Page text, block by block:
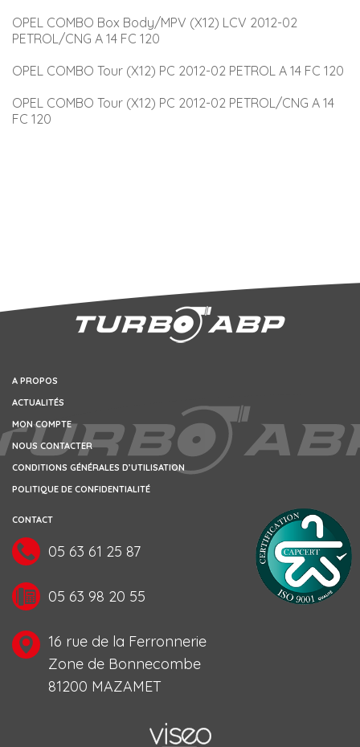
OPEL COMBO Box Body/MPV (X12) LCV 2012-02
PETROL/CNG A 14 FC 120
OPEL COMBO Tour (X12) PC 2012-02 PETROL A 14 FC 120
OPEL COMBO Tour (X12) PC 2012-02 PETROL/CNG A 14
FC 120
A PROPOS
ACTUALITÉS
MON COMPTE
NOUS CONTACTER
CONDITIONS GÉNÉRALES D’UTILISATION
POLITIQUE DE CONFIDENTIALITÉ
CONTACT
05 63 61 25 87
05 63 98 20 55
16 rue de la Ferronnerie
Zone de Bonnecombe
81200 MAZAMET